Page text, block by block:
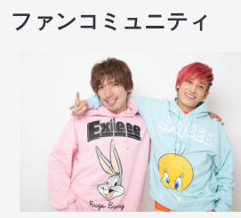
ファンコミュニティ